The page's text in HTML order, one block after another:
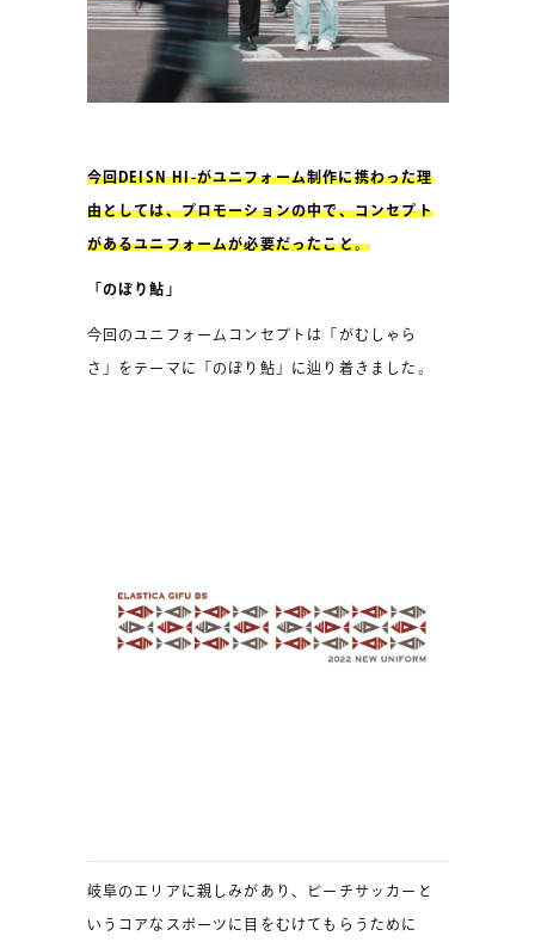
今回DEISN HI-がユニフォーム制作に携わった理
由としては、プロモーションの中で、コンセプト
があるユニフォームが必要だったこと。
「のぼり鮎」
今回のユニフォームコンセプトは「がむしゃら
さ」をテーマに「のぼり鮎」に辿り着きました。
岐阜のエリアに親しみがあり、ビーチサッカーと
いうコアなスポーツに目をむけてもらうために